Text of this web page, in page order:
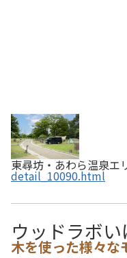
東尋坊・あわら温泉エ
detail_10090.html
ウッドラボ
木を使った様々な